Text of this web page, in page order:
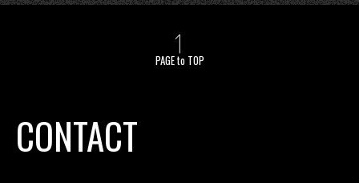
PAGE to TOP
CONTACT